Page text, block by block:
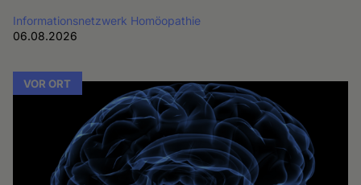
Informationsnetzwerk Homöopathie
06.08.2026
VOR ORT